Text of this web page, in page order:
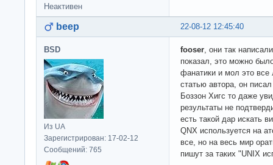
Неактивен
22-08-12 12:45:40
beep
BSD
Из UA
Зарегистрирован: 17-02-12
Сообщений: 765
fooser, они так
показал, это можно
фанатики и мол это все
статью автора, он
Боззон Хигс то даже
результаты не
есть такой дар искать
QNX используется на
все, но на весь мир
пишут за таких "UNIX